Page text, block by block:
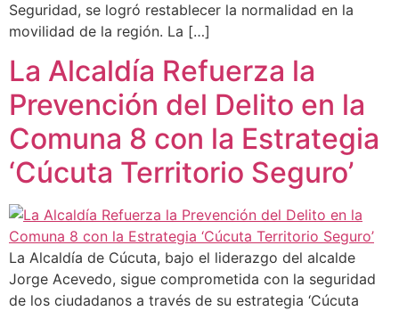
Seguridad, se logró restablecer la normalidad en la
movilidad de la región. La […]
La Alcaldía Refuerza la
Prevención del Delito en la
Comuna 8 con la Estrategia
‘Cúcuta Territorio Seguro’
La Alcaldía de Cúcuta, bajo el liderazgo del alcalde
Jorge Acevedo, sigue comprometida con la seguridad
de los ciudadanos a través de su estrategia ‘Cúcuta